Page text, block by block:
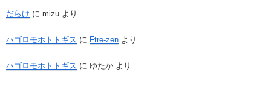
だらけ に mizu より
ハゴロモホトトギス に Ftre-zen より
ハゴロモホトトギス に ゆたか より